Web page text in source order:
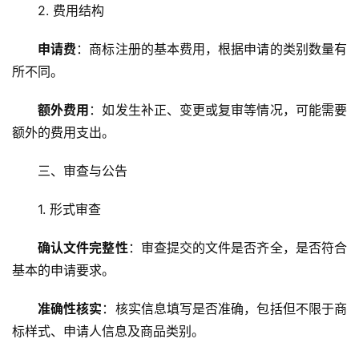
2. 费用结构
申请费 ：商标注册的基本费用，根据申请的类别数量有
所不同。
额外费用 ：如发生补正、变更或复审等情况，可能需要
额外的费用支出。
三、审查与公告
1. 形式审查
确认文件完整性：审查提交的文件是否齐全，是否符合
基本的申请要求。
准确性核实 ：核实信息填写是否准确，包括但不限于商
标样式、申请人信息及商品类别。